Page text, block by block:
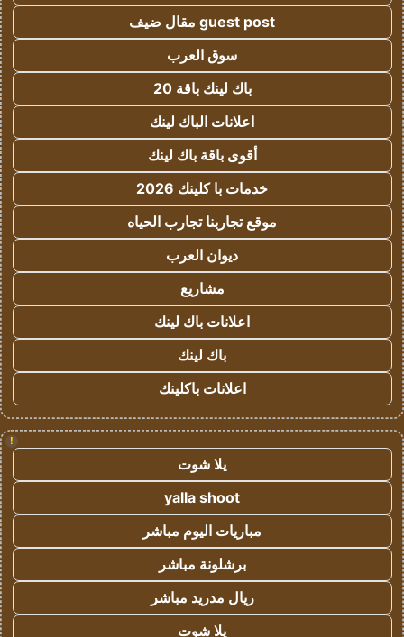
guest post مقال ضيف
سوق العرب
باك لينك باقة 20
اعلانات الباك لينك
أقوى باقة باك لينك
خدمات با كلينك 2026
موقع تجاربنا تجارب الحياه
ديوان العرب
مشاريع
اعلانات باك لينك
باك لينك
اعلانات باكلينك
!
يلا شوت
yalla shoot
مباريات اليوم مباشر
برشلونة مباشر
ريال مدريد مباشر
يلا شوت